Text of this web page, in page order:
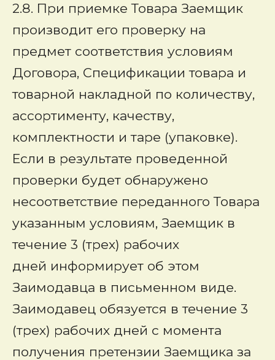
2.8. При приемке Товара Заемщик
производит его проверку на
предмет соответствия условиям
Договора, Спецификации товара и
товарной накладной по количеству,
ассортименту, качеству,
комплектности и таре (упаковке).
Если в результате проведенной
проверки будет обнаружено
несоответствие переданного Товара
указанным условиям, Заемщик в
течение 3 (трех) рабочих
дней информирует об этом
Заимодавца в письменном виде.
Заимодавец обязуется в течение 3
(трех) рабочих дней с момента
получения претензии Заемщика за